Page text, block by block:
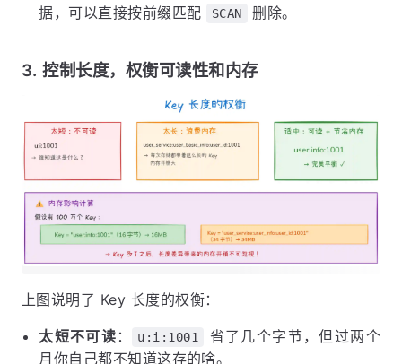
据，可以直接按前缀匹配
SCAN 删除。
3. 控制长度，权衡可读性和内存
上图说明了 Key 长度的权衡：
太短不可读 ： u:i:1001
省了几个字节，但过两个
月你自己都不知道这存的啥。